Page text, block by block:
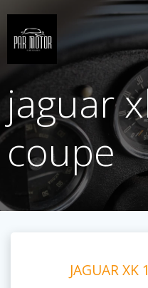
jaguar
coupe
JAGUAR